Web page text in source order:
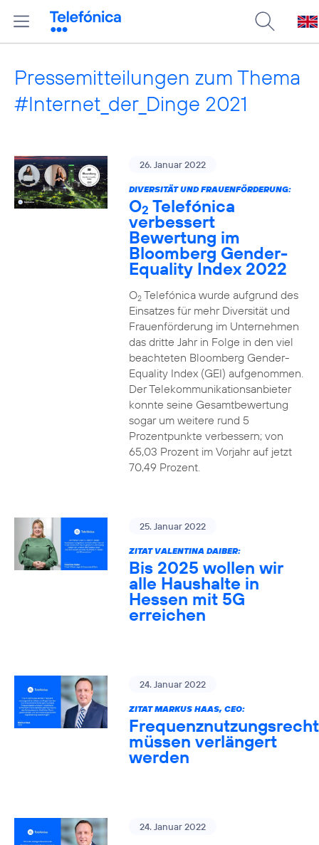
Pressemitteilungen zum Thema
#Internet_der_Dinge 2021
26. Januar 2022
DIVERSITÄT UND FRAUENFÖRDERUNG:
O2 Telefónica
verbessert
Bewertung im
Bloomberg Gender-
Equality Index 2022
O2Telefónica wurde aufgrund des
Einsatzes für mehr Diversität und
Frauenförderung im Unternehmen
das dritte Jahr in Folge in den viel
beachteten Bloomberg Gender-
Equality Index (GEI) aufgenommen.
Der Telekommunikationsanbieter
konnte seine Gesamtbewertung
sogar um weitere rund 5
Prozentpunkte verbessern; von
65,03 Prozent im Vorjahr auf jetzt
70,49 Prozent.
25. Januar 2022
ZITAT VALENTINA DAIBER:
Bis 2025 wollen wir
alle Haushalte in
Hessen mit 5G
erreichen
24. Januar 2022
ZITAT MARKUS HAAS, CEO:
müssen verlängert
werden
24. Januar 2022